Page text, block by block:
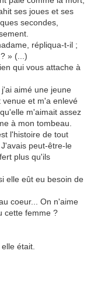
ses joues et ses
secondes,
répliqua-t-il ;
» (...)
qui vous attache à
aimé une jeune
venue et m'a enlevé
m'aimait assez
à mon tombeau.
l'histoire de tout
peut-être-le
plus qu'ils
elle eût eu besoin de
coeur... On n'aime
cette femme ?
était.